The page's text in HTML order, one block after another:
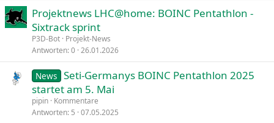
Projektnews LHC@home: BOINC Pentathlon -
Sixtrack sprint
P3D-Bot Projekt-News
Antworten 0 26.01.2026
News Seti-Germanys BOINC Pentathlon 2025
startet am 5. Mai
pipin Kommentare
Antworten 5 07.05.2025